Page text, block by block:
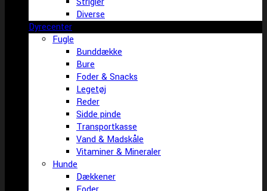
Diverse
Dyrecenter
Fugle
Bunddække
Bure
Foder & Snacks
Legetøj
Reder
Sidde pinde
Transportkasse
Vand & Madskåle
Vitaminer & Mineraler
Hunde
Dækkener